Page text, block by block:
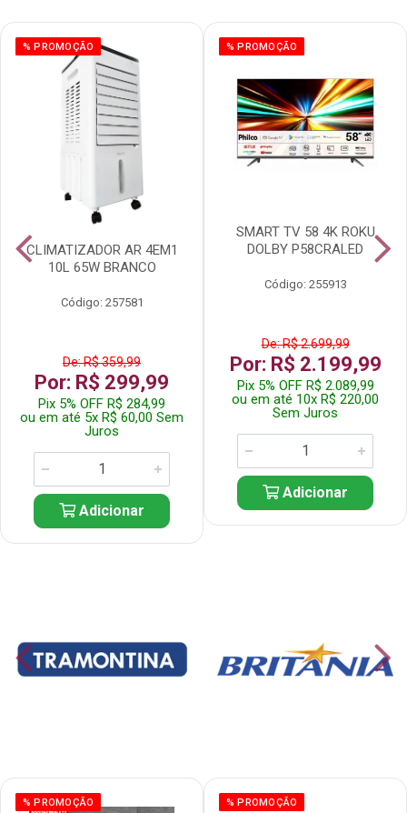
% PROMOÇÃO
CLIMATIZADOR AR 4EM1
10L 65W BRANCO
Código: 257581
De: R$ 359,99
Por: R$ 299,99
Pix 5% OFF R$ 284,99
ou em até 5x R$ 60,00 Sem
Juros
Adicionar
% PROMOÇÃO
SMART TV 58 4K ROKU
DOLBY P58CRALED
Código: 255913
De: R$ 2.699,99
Por: R$ 2.199,99
Pix 5% OFF R$ 2.089,99
ou em até 10x R$ 220,00
Sem Juros
Adicionar
% PROMOÇÃO % PROMOÇÃO